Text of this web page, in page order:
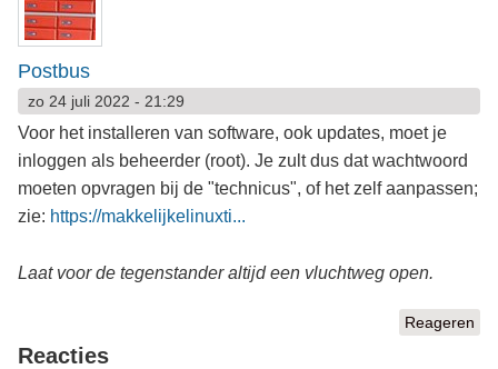
Postbus
zo 24 juli 2022 - 21:29
Voor het installeren van software, ook updates, moet je
inloggen als beheerder (root). Je zult dus dat wachtwoord
moeten opvragen bij de "technicus", of het zelf aanpassen;
zie: https://makkelijkelinuxti...
Laat voor de tegenstander altijd een vluchtweg open.
Reageren
Reacties